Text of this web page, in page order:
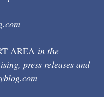
AREA in the
press releases and